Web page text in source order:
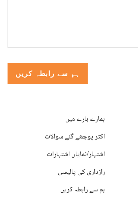
ہمارے بارے میں
اکثر پوچھے گئے سوالات
اشتہار/نمایاں اشتہارات
رازداری کی پالیسی
ہم سے رابطہ کریں